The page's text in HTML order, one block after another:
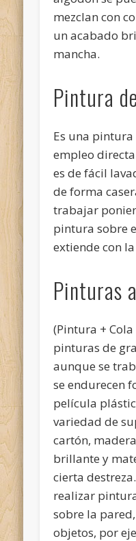
mezclan con
un acabado
mancha.
Pintura
Es una
empleo
es de fácil
de forma
trabajar
pintura sobre
extiende con
Pinturas
(Pintura +
pinturas de
aunque se
se endurecen
película
variedad de
cartón,
brillante y
cierta
realizar
sobre la
objetos, por